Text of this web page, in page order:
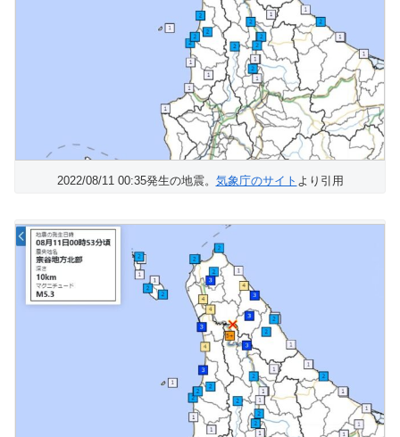
2022/08/11 00:35発生の地震。 気象庁のサイト より引用